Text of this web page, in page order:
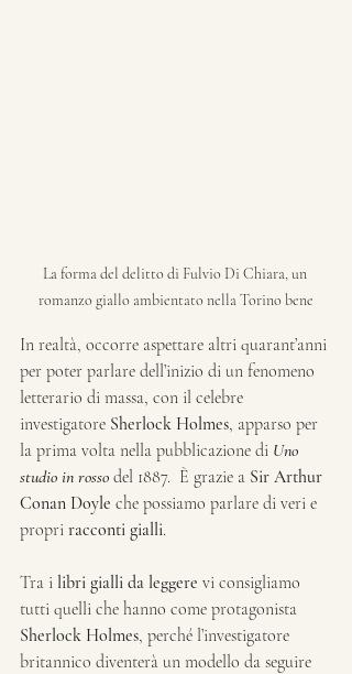
La forma del delitto di Fulvio Di Chiara, un
romanzo giallo ambientato nella Torino bene
In realtà, occorre aspettare altri quarant’anni
per poter parlare dell’inizio di un fenomeno
letterario di massa, con il celebre
investigatore Sherlock Holmes, apparso per
la prima volta nella pubblicazione di Uno
studio in rosso del 1887.  È grazie a Sir Arthur
Conan Doyle che possiamo parlare di veri e
propri racconti gialli.
Tra i libri gialli da leggere vi consigliamo
tutti quelli che hanno come protagonista
Sherlock Holmes, perché l’investigatore
britannico diventerà un modello da seguire